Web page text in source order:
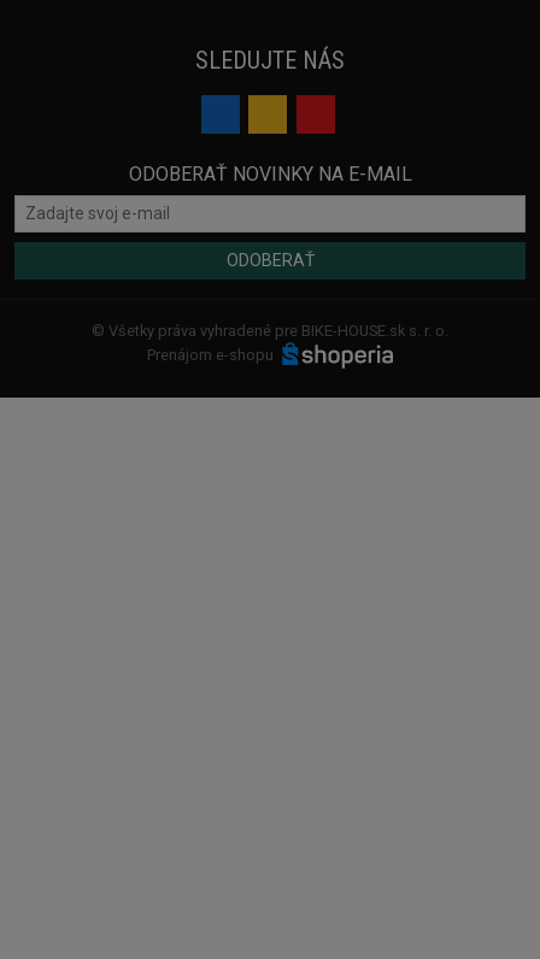
SLEDUJTE NÁS
ODOBERAŤ NOVINKY NA E-MAIL
ODOBERAŤ
© Všetky práva vyhradené pre BIKE-HOUSE.sk s. r. o.
Prenájom e-shopu